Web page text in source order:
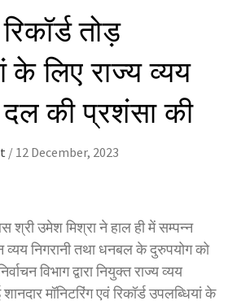
तोड़
के लिए राज्य व्यय
की प्रशंसा की
/ 12 December, 2023
उमेश मिश्रा ने हाल ही में सम्पन्न
व्यय निगरानी तथा धनबल के दुरुपयोग को
विभाग द्वारा नियुक्त राज्य व्यय
मॉनिटरिंग एवं रिकॉर्ड उपलब्धियां के